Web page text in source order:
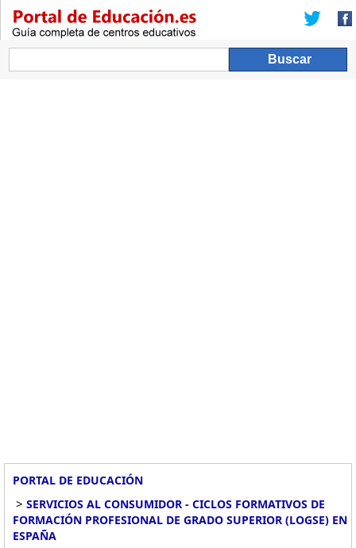
PORTAL DE EDUCACIÓN
> SERVICIOS AL CONSUMIDOR - CICLOS FORMATIVOS DE
FORMACIÓN PROFESIONAL DE GRADO SUPERIOR (LOGSE) EN
ESPAÑA